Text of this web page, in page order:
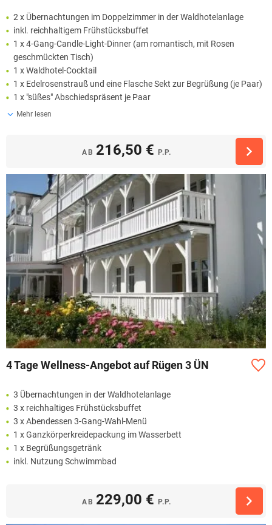
2 x Übernachtungen im Doppelzimmer in der Waldhotelanlage
inkl. reichhaltigem Frühstücksbuffet
1 x 4-Gang-Candle-Light-Dinner (am romantisch, mit Rosen
geschmückten Tisch)
1 x Waldhotel-Cocktail
1 x Edelrosenstrauß und eine Flasche Sekt zur Begrüßung (je Paar)
1 x "süßes" Abschiedspräsent je Paar
Mehr lesen
AB 216,50 € P.P.
4 Tage Wellness-Angebot auf Rügen 3 ÜN
3 Übernachtungen in der Waldhotelanlage
3 x reichhaltiges Frühstücksbuffet
3 x Abendessen 3-Gang-Wahl-Menü
1 x Ganzkörperkreidepackung im Wasserbett
1 x Begrüßungsgetränk
inkl. Nutzung Schwimmbad
AB 229,00 € P.P.